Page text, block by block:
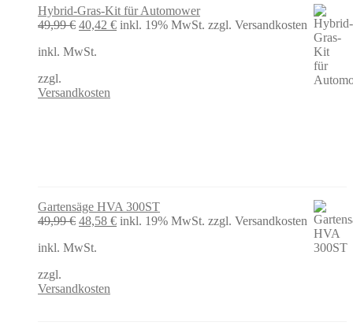
Hybrid-Gras-Kit für Automower
49,99€ Ursprünglicher
war:
40,42 €Aktueller
inkl. 19% MwSt. zzgl. Versandkosten
inkl. MwSt.
zzgl.
Versandkosten
Gartensäge HVA 300ST
49,99€ Ursprünglicher
war:
48,58 €Aktueller
inkl. 19% MwSt. zzgl. Versandkosten
inkl. MwSt.
zzgl.
Versandkosten